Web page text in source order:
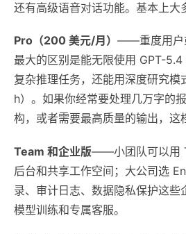
还有高级语音对话功能。基本上大
Pro（200 美元/月） ——重度用户
最大的区别是能无限使用 GPT-
复杂推理任务，还能用深度研究模
h）。如果你经常要处理几万字的
构，或者需要最高质量的输出，这
Team 和企业版——小团队可以用
后台和共享工作空间；大公司选
录、审计日志、数据隐私保护这些
模型训练和专属客服。